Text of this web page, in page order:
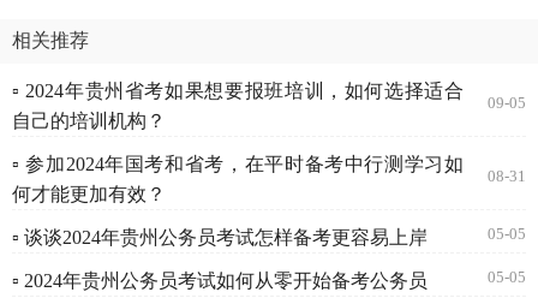
相关推荐
▫ 2024年贵州省考如果想要报班培训，如何选择适合
自己的培训机构？
09-05
▫ 参加2024年国考和省考，在平时备考中行测学习如
何才能更加有效？
08-31
▫ 谈谈2024年贵州公务员考试怎样备考更容易上岸 05-05
▫ 2024年贵州公务员考试如何从零开始备考公务员 05-05